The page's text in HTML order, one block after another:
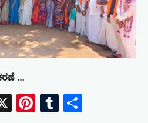
…
X Pinterest
Tumblr